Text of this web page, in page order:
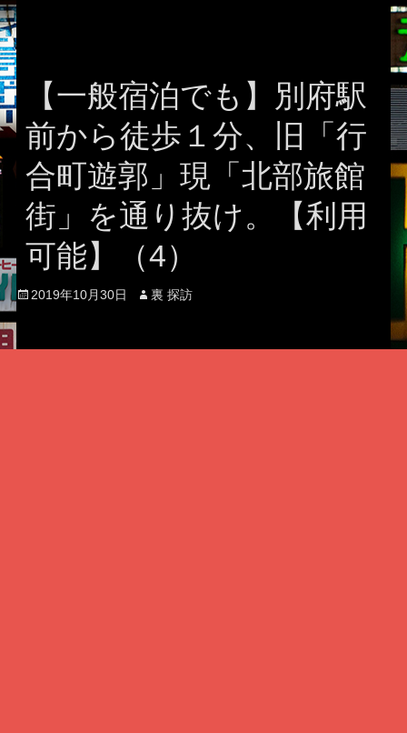
【一般宿泊でも】別府駅
前から徒歩１分、旧「行
合町遊郭」現「北部旅館
街」を通り抜け。【利用
可能】（4）
Posted
on
2019年10月30日 Author
裏 探訪